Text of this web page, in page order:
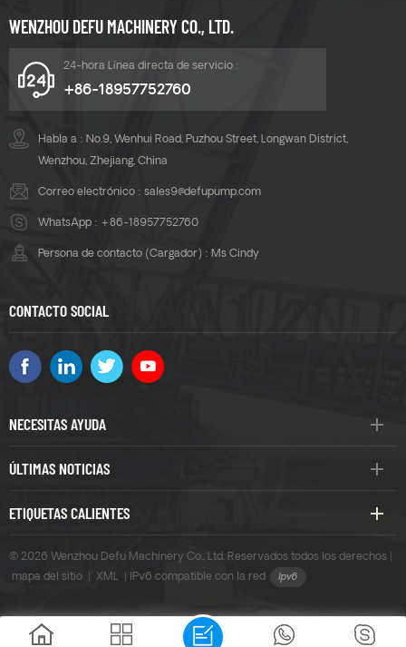
WENZHOU DEFU MACHINERY CO., LTD.
24-hora Línea directa de servicio :
+86-18957752760
Habla a : No.9, Wenhui Road, Puzhou Street, Longwan District,
Wenzhou, Zhejiang, China
Correo electrónico : sales9@defupump.com
WhatsApp : +86-18957752760
Persona de contacto (Cargador) : Ms Cindy
CONTACTO SOCIAL
NECESITAS AYUDA
ÚLTIMAS NOTICIAS
ETIQUETAS CALIENTES
© 2026 Wenzhou Defu Machinery Co., Ltd. Reservados todos los derechos |
mapa del sitio
XML IPv6 compatible con la red